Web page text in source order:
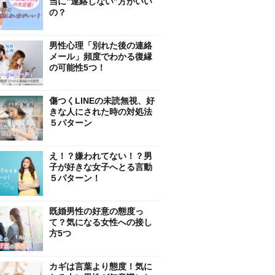
の？
男性心理「別れた後の連絡
メール」頻度でわかる復縁
の可能性5つ！
傷つくLINEの未読無視、好
きな人にされた時の対処法
５パターン
え！？嫌われてない！？男
子が好きな女子へとる言動
５パターン！
既婚男性の好意の態度っ
て？気になる女性への接し
方5つ
カギは言葉より態度！気に